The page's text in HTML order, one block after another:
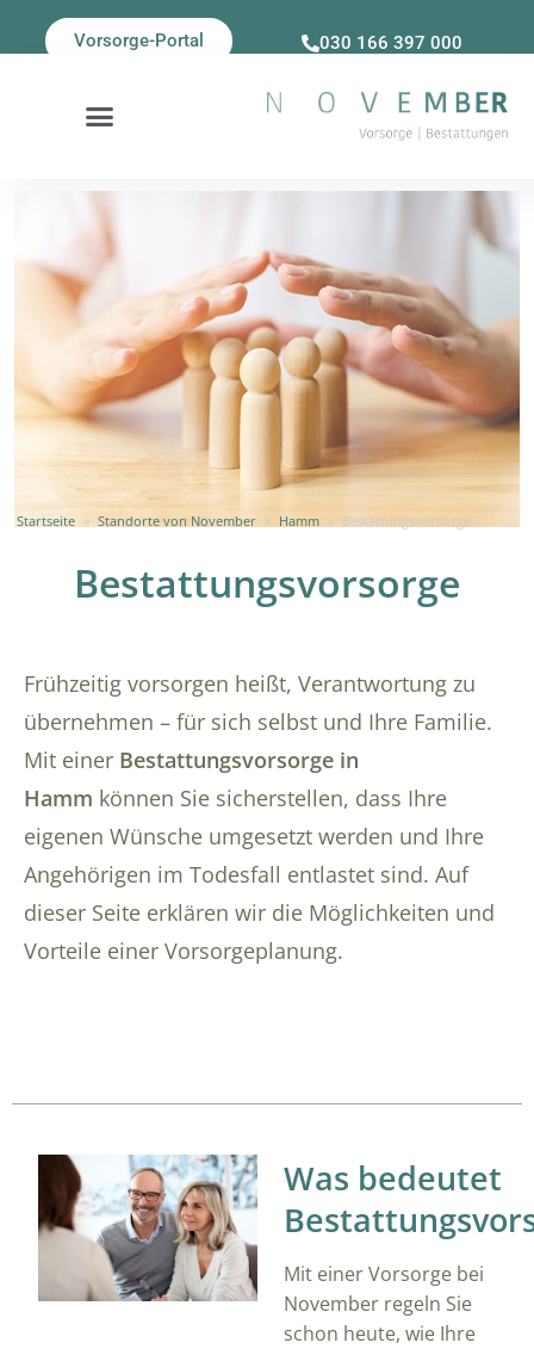
Vorsorge-Portal 030 166 397 000
Startseite » Standorte von November » Hamm » Bestattungsvorsorge
Bestattungsvorsorge
Frühzeitig vorsorgen heißt, Verantwortung zu
übernehmen – für sich selbst und Ihre Familie.
Mit einer Bestattungsvorsorge in
Hamm können Sie sicherstellen, dass Ihre
eigenen Wünsche umgesetzt werden und Ihre
Angehörigen im Todesfall entlastet sind. Auf
dieser Seite erklären wir die Möglichkeiten und
Vorteile einer Vorsorgeplanung.
Was bedeutet
Mit einer Vorsorge bei
November regeln Sie
schon heute, wie Ihre